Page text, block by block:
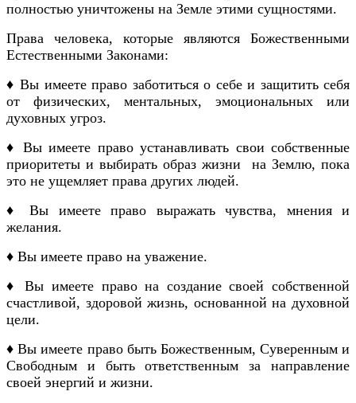
полностью уничтожены на Земле этими сущностями.
Права человека, которые являются Божественными
Естественными Законами:
♦ Вы имеете право заботиться о себе и защитить себя
от физических, ментальных, эмоциональных или
духовных угроз.
♦ Вы имеете право устанавливать свои собственные
приоритеты и выбирать образ жизни на Землю, пока
это не ущемляет права других людей.
♦ Вы имеете право выражать чувства, мнения и
желания.
♦ Вы имеете право на уважение.
♦ Вы имеете право на создание своей собственной
счастливой, здоровой жизнь, основанной на духовной
цели.
♦ Вы имеете право быть Божественным, Суверенным и
Свободным и быть ответственным за направление
своей энергий и жизни.